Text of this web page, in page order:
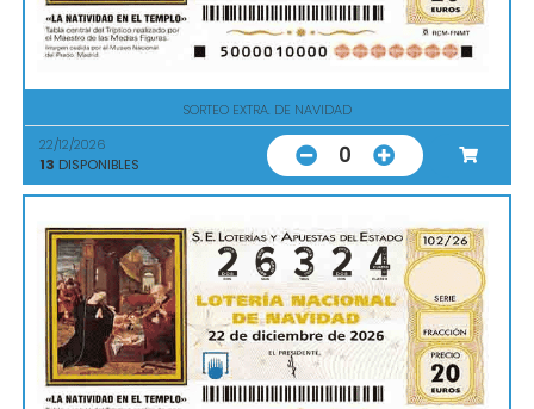
SORTEO EXTRA. DE NAVIDAD
22/12/2026
13 DISPONIBLES 0